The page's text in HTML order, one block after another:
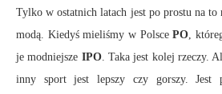
Tylko w ostatnich latach jest po prostu na to
modą. Kiedyś mieliśmy w PolscePO ,
je modniejsze IPO. Taka jest kolej rzeczy.
inny sport jest lepszy czy gorszy.